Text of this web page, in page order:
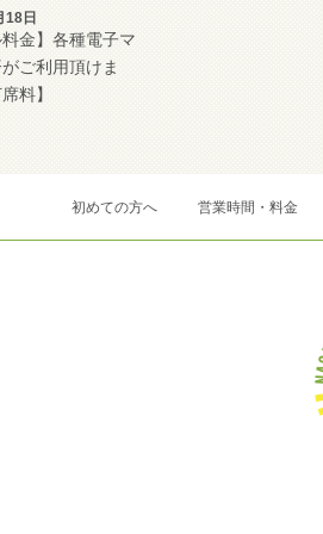
18日
料金】各種電子マ
ご利用頂けま
料】
初めての方へ 営業時間・料金